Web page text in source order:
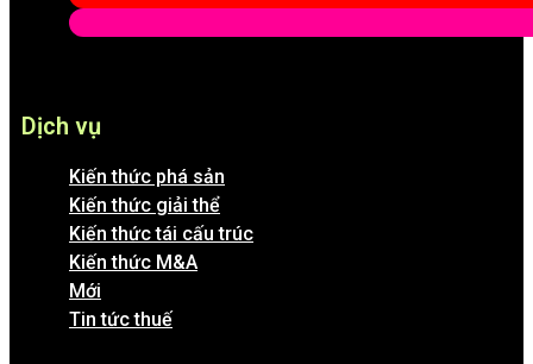
Dịch vụ
Kiến thức phá sản
Kiến thức giải thể
Kiến thức tái cấu trúc
Kiến thức M&A
Mới
Tin tức thuế